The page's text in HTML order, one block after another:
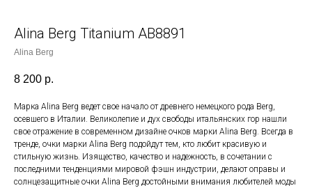
Alina Berg Titanium AB8891
Alina Berg
8 200 р.
Марка Alina Berg ведет свое начало от древнего немецкого рода Berg,
осевшего в Италии. Великолепие и дух свободы итальянских гор нашли
свое отражение в современном дизайне очков марки Alina Berg. Всегда в
тренде, очки марки Alina Berg подойдут тем, кто любит красивую и
стильную жизнь. Изящество, качество и надежность, в сочетании с
последними тенденциями мировой фэшн индустрии, делают оправы и
солнцезащитные очки Alina Berg достойными внимания любителей моды